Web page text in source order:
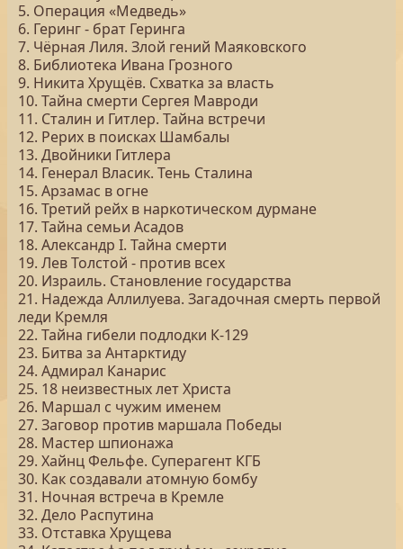
5. Операция «Медведь»
6. Геринг - брат Геринга
7. Чёрная Лиля. Злой гений Маяковского
8. Библиотека Ивана Грозного
9. Никита Хрущёв. Схватка за власть
10. Тайна смерти Сергея Мавроди
11. Сталин и Гитлер. Тайна встречи
12. Рерих в поисках Шамбалы
13. Двойники Гитлера
14. Генерал Власик. Тень Сталина
15. Арзамас в огне
16. Третий рейх в наркотическом дурмане
17. Тайна семьи Асадов
18. Александр I. Тайна смерти
19. Лев Толстой - против всех
20. Израиль. Становление государства
21. Надежда Аллилуева. Загадочная смерть первой
леди Кремля
22. Тайна гибели подлодки К-129
23. Битва за Антарктиду
24. Адмирал Канарис
25. 18 неизвестных лет Христа
26. Маршал с чужим именем
27. Заговор против маршала Победы
28. Мастер шпионажа
29. Хайнц Фельфе. Суперагент КГБ
30. Как создавали атомную бомбу
31. Ночная встреча в Кремле
32. Дело Распутина
33. Отставка Хрущева